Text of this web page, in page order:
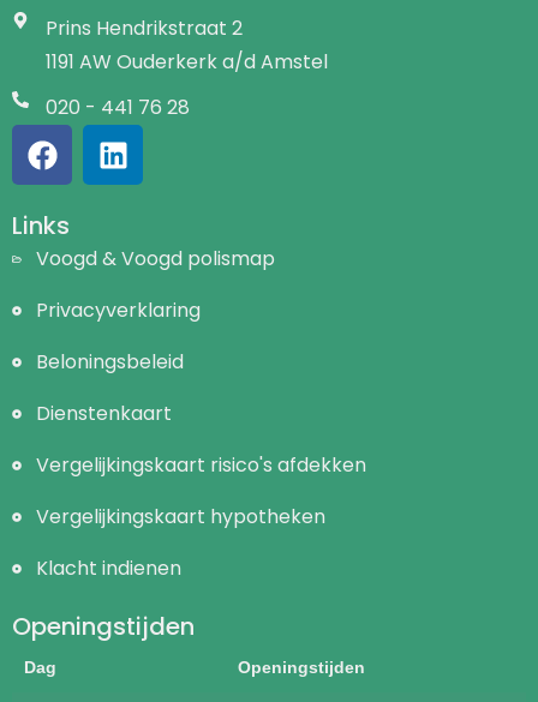
Prins Hendrikstraat 2
1191 AW Ouderkerk a/d Amstel
020 - 441 76 28
Links
Voogd & Voogd polismap
Privacyverklaring
Beloningsbeleid
Dienstenkaart
Vergelijkingskaart risico's afdekken
Vergelijkingskaart hypotheken
Klacht indienen
Openingstijden
Dag Openingstijden